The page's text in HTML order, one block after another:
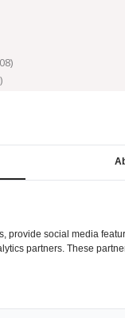
(14)
provide social media
partners. These